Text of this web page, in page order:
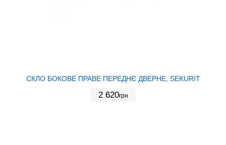
СКЛО БОКОВЕ ПРАВЕ ПЕРЕДНЄ ДВЕРНЕ, SEKURIT
2 620грн